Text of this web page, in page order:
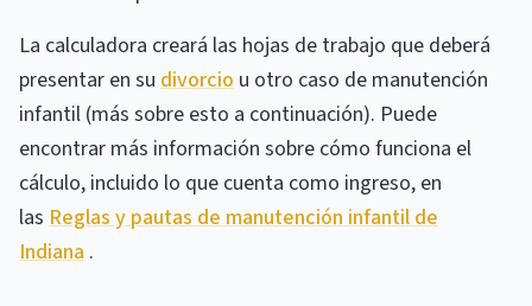
La calculadora creará las hojas de trabajo que deberá
presentar en su divorcio u otro caso de manutención
infantil (más sobre esto a continuación). Puede
encontrar más información sobre cómo funciona el
cálculo, incluido lo que cuenta como ingreso, en
las Reglas y pautas de manutención infantil de
Indiana .